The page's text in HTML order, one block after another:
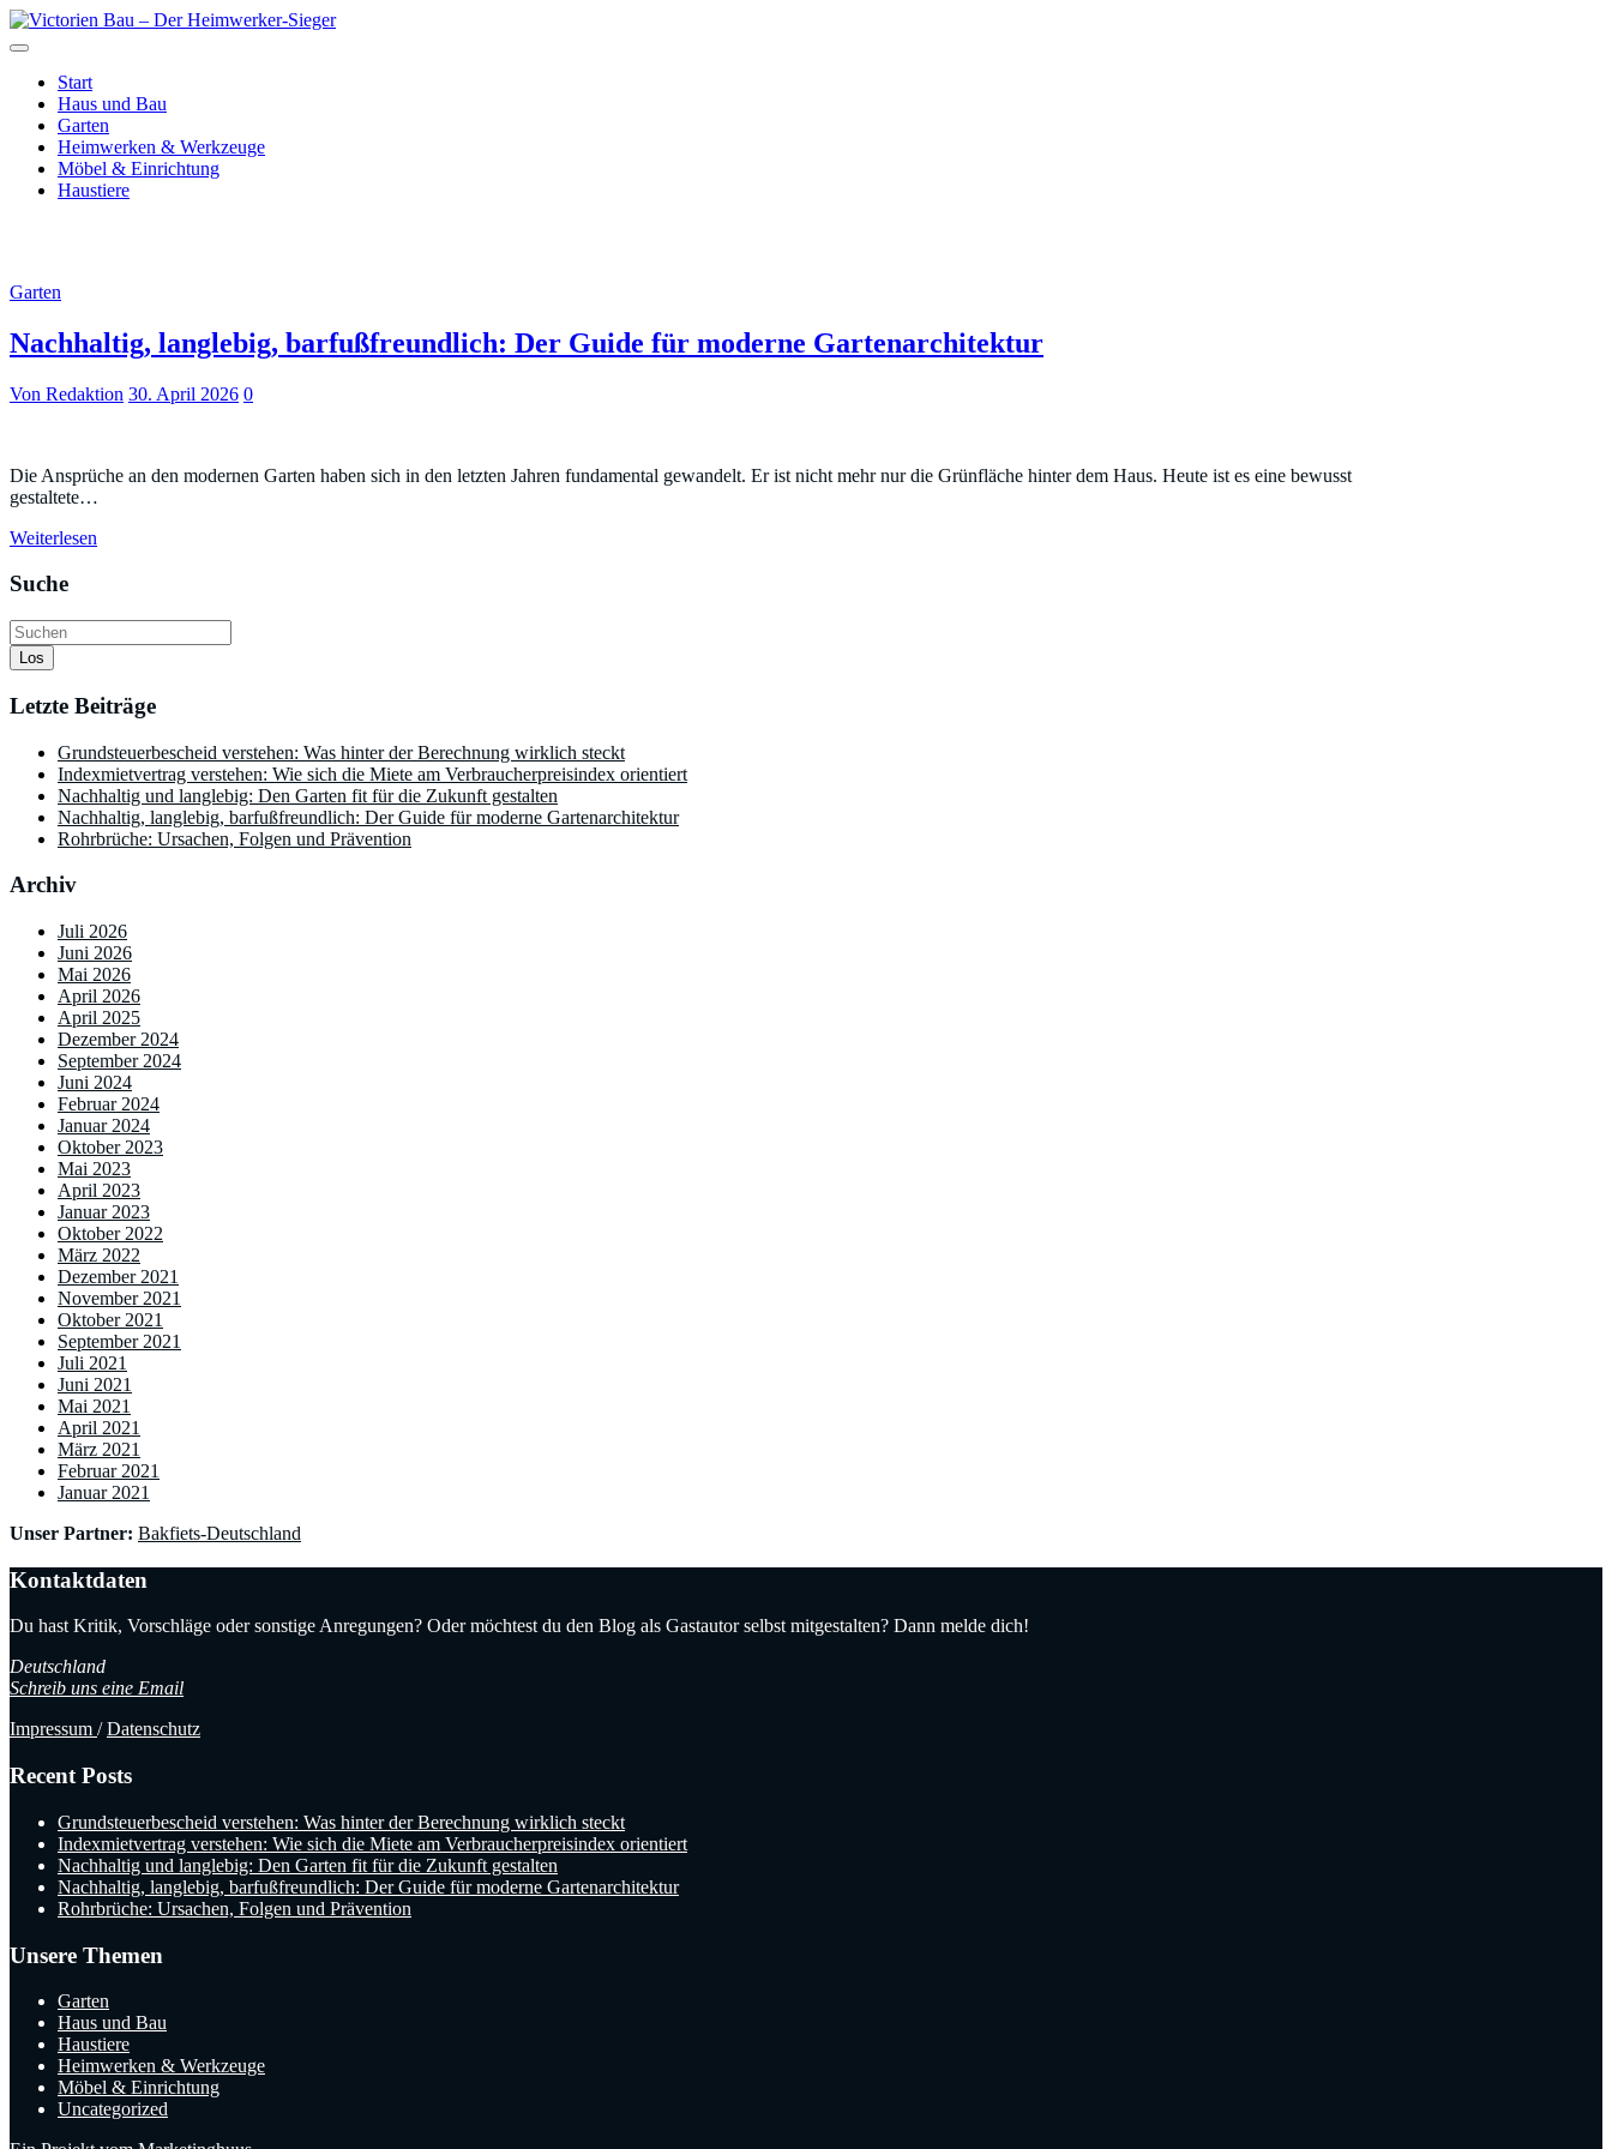
Zum
Inhalt
Victorien Bau – Der Heimwerker-Sieger
Start
Haus und Bau
Garten
Heimwerken & Werkzeuge
Möbel & Einrichtung
Haustiere
Garten
Nachhaltig, langlebig, barfußfreundlich: Der Guide für moderne Gartenarchitektur
Von Redaktion 30. April 2026 0
Die Ansprüche an den modernen Garten haben sich in den letzten Jahren fundamental gewandelt. Er ist nicht mehr nur die Grünfläche hinter dem Haus. Heute ist es eine bewusst
gestaltete…
Weiterlesen
Suche
Los
Letzte Beiträge
Grundsteuerbescheid verstehen: Was hinter der Berechnung wirklich steckt
Indexmietvertrag verstehen: Wie sich die Miete am Verbraucherpreisindex orientiert
Nachhaltig und langlebig: Den Garten fit für die Zukunft gestalten
Nachhaltig, langlebig, barfußfreundlich: Der Guide für moderne Gartenarchitektur
Rohrbrüche: Ursachen, Folgen und Prävention
Archiv
Juli 2026
Juni 2026
Mai 2026
April 2026
April 2025
Dezember 2024
September 2024
Juni 2024
Februar 2024
Januar 2024
Oktober 2023
Mai 2023
April 2023
Januar 2023
Oktober 2022
März 2022
Dezember 2021
November 2021
Oktober 2021
September 2021
Juli 2021
Juni 2021
Mai 2021
April 2021
März 2021
Februar 2021
Januar 2021
Unser Partner: Bakfiets-Deutschland
Kontaktdaten
Du hast Kritik, Vorschläge oder sonstige Anregungen? Oder möchtest du den Blog als Gastautor selbst mitgestalten? Dann melde dich!
Deutschland
Schreib uns eine Email
Impressum /Datenschutz
Recent Posts
Grundsteuerbescheid verstehen: Was hinter der Berechnung wirklich steckt
Indexmietvertrag verstehen: Wie sich die Miete am Verbraucherpreisindex orientiert
Nachhaltig und langlebig: Den Garten fit für die Zukunft gestalten
Nachhaltig, langlebig, barfußfreundlich: Der Guide für moderne Gartenarchitektur
Rohrbrüche: Ursachen, Folgen und Prävention
Unsere Themen
Garten
Haus und Bau
Haustiere
Heimwerken & Werkzeuge
Möbel & Einrichtung
Uncategorized